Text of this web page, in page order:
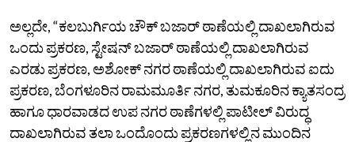
ಅಲ್ಲದೇ, “ಕಲಬುರ್ಗಿಯ ಚೌಕ್‌ ಬಜಾರ್‌ ಠಾಣೆಯಲ್ಲಿ ದಾಖಲಾಗಿರುವ
ಒಂದು ಪ್ರಕರಣ, ಸ್ಟೇಷನ್‌ ಬಜಾರ್‌ ಠಾಣೆಯಲ್ಲಿ ದಾಖಲಾಗಿರುವ
ಎರಡು ಪ್ರಕರಣ, ಅಶೋಕ್‌ ನಗರ ಠಾಣೆಯಲ್ಲಿ ದಾಖಲಾಗಿರುವ ಐದು
ಪ್ರಕರಣ, ಬೆಂಗಳೂರಿನ ರಾಮಮೂರ್ತಿ ನಗರ, ತುಮಕೂರಿನ ಕ್ಯಾತಸಂದ್ರ
ಹಾಗೂ ಧಾರವಾಡದ ಉಪ ನಗರ ಠಾಣೆಗಳಲ್ಲಿ ಪಾಟೀಲ್‌ ವಿರುದ್ಧ
ದಾಖಲಾಗಿರುವ ತಲಾ ಒಂದೊಂದು ಪ್ರಕರಣಗಳಲ್ಲಿನ ಮುಂದಿನ